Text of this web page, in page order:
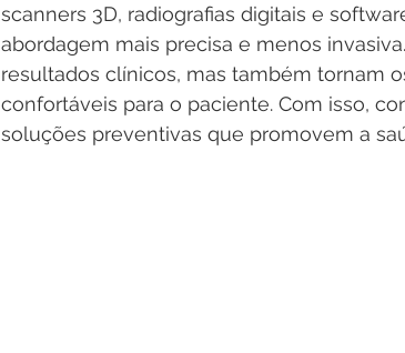
scanners 3D, radiografias digitais e
abordagem mais precisa e menos
resultados clínicos, mas também tornam
confortáveis para o paciente. Com isso,
soluções preventivas que promovem a